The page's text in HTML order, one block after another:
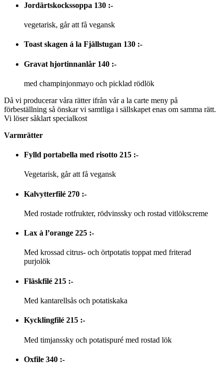
Jordärtskockssoppa 130 :-
vegetarisk, går att få vegansk
Toast skagen á la Fjällstugan 130 :-
Gravat hjortinnanlår 140 :-
med champinjonmayo och picklad rödlök
Då vi producerar våra rätter ifrån vår a la carte meny på
förbeställning så önskar vi samtliga i sällskapet enas om samma rätt.
Vi löser såklart specialkost
Varmrätter
Fylld portabella med risotto 215 :-
Vegetarisk, går att få vegansk
Kalvytterfilé 270 :-
Med rostade rotfrukter, rödvinssky och rostad vitlökscreme
Lax à l’orange 225 :-
Med krossad citrus- och örtpotatis toppat med friterad
purjolök
Fläskfilé 215 :-
Med kantarellsås och potatiskaka
Kycklingfilé 215 :-
Med timjanssky och potatispuré med rostad lök
Oxfile 340 :-